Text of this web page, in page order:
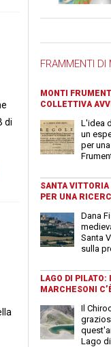
di
FRAMMENTI DI
MONTI
COLLETTIVA
L'idea
un
per
SANTA
PER UNA
Dana
Santa
sulla
LAGO DI PILATO:
MARCHESONI
Il
Lago